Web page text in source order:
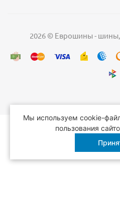
2026 © Еврошины -
Мы используем cookie-
пользования